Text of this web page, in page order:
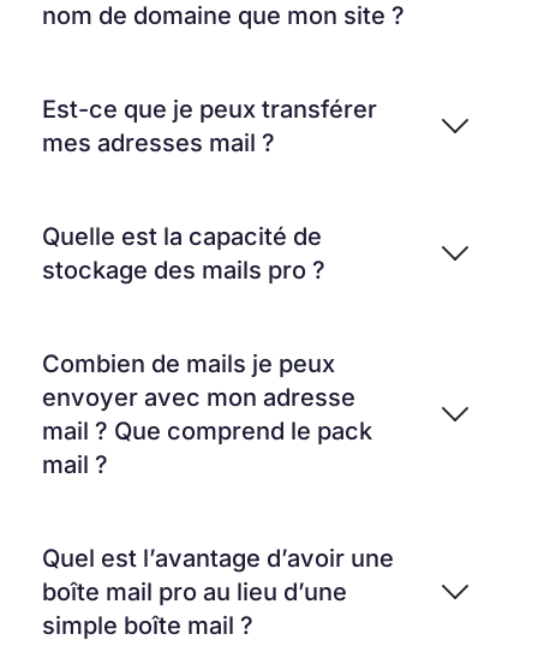
nom de domaine que mon site ?
Est-ce que je peux transférer
mes adresses mail ?
Quelle est la capacité de
stockage des mails pro ?
Combien de mails je peux
envoyer avec mon adresse
mail ? Que comprend le pack
mail ?
Quel est l’avantage d’avoir une
boîte mail pro au lieu d’une
simple boîte mail ?